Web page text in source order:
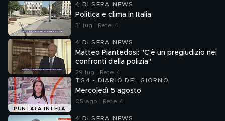
4 DI SERA NEWS
Politica e clima in Italia
31 lug | Rete 4
4 DI SERA NEWS
Matteo Piantedosi: "C'è un pregiudizio nei
confronti della polizia"
29 lug | Rete 4
PUNTATA INTERA
TG4 - DIARIO DEL GIORNO
Mercoledì 5 agosto
05 ago | Rete 4
4 DI SERA NEWS